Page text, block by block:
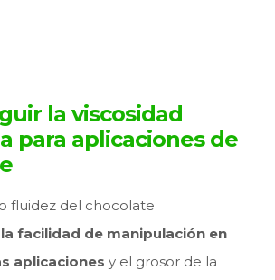
la viscosidad
para aplicaciones de
fluidez del chocolate
facilidad de manipulación en
aplicaciones y el grosor de la